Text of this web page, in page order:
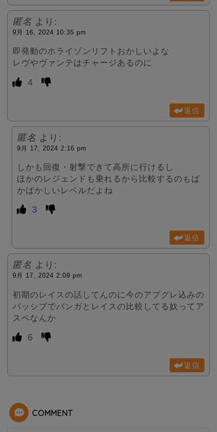
匿名 より:
9月 16, 2024 10:35 pm
即発動のホライゾンリフトおかしいよな
レヴやヴァンテはチャージあるのに
4
返信
匿名 より:
9月 17, 2024 2:16 pm
しかも回復・射撃できて高所に行けるし
ほかのレジェンドも乗れるから比較するのもば
かばかしいレベルだよね
3
返信
匿名 より:
9月 17, 2024 2:09 pm
初期のレイスの話してんのに今のアプグレ込みの
パッシブでバンガとレイスの比較してる奴ってア
スペなんか
6
返信
COMMENT